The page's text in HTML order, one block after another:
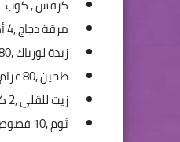
كرفس ,كوب
مرقة دجاج ,4 أكواب
زبدة لورباك ,80
طحين ,80 غرام
زيت للقلي ,2 كوب
ثوم ,10 فصوص صغيرة